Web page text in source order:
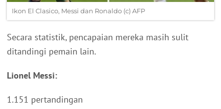
Ikon El Clasico, Messi dan Ronaldo (c) AFP
Secara statistik, pencapaian mereka masih sulit
ditandingi pemain lain.
Lionel Messi:
1.151 pertandingan